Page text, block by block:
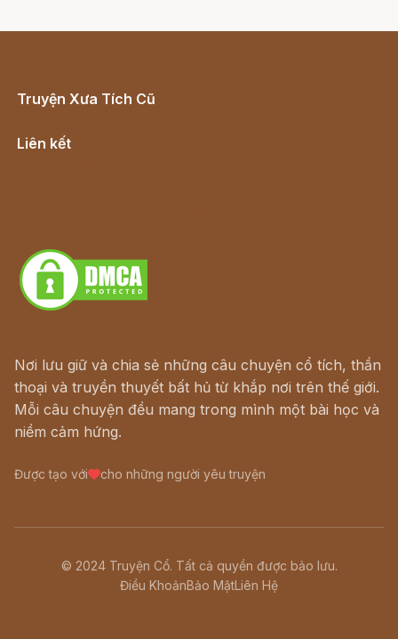
Truyện Xưa Tích Cũ
Liên kết
Nơi lưu giữ và chia sẻ những câu chuyện cổ tích, thần
thoại và truyền thuyết bất hủ từ khắp nơi trên thế giới.
Mỗi câu chuyện đều mang trong mình một bài học và
niềm cảm hứng.
Được tạo với cho những người yêu truyện
© 2024 Truyện Cổ. Tất cả quyền được bảo lưu.
Điều KhoảnBảo MậtLiên Hệ